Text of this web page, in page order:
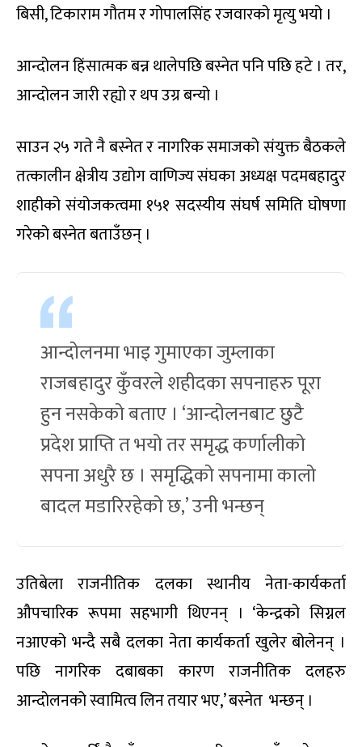
बिसी, टिकाराम गौतम र गोपालसिंह रजवारको मृत्यु भयो ।
आन्दोलन हिंसात्मक बन्न थालेपछि बस्नेत पनि पछि हटे । तर,
आन्दोलन जारी रह्यो र थप उग्र बन्यो ।
साउन २५ गते नै बस्नेत र नागरिक समाजको संयुक्त बैठकले
तत्कालीन क्षेत्रीय उद्योग वाणिज्य संघका अध्यक्ष पदमबहादुर
शाहीको संयोजकत्वमा १५१ सदस्यीय संघर्ष समिति घोषणा
गरेको बस्नेत बताउँछन् ।
आन्दोलनमा भाइ गुमाएका जुम्लाका
राजबहादुर कुँवरले शहीदका सपनाहरु पूरा
हुन नसकेको बताए । ‘आन्दोलनबाट छुटै
प्रदेश प्राप्ति त भयो तर समृद्ध कर्णालीको
सपना अधुरै छ । समृद्धिको सपनामा कालो
बादल मडारिरहेको छ,’ उनी भन्छन्
उतिबेला राजनीतिक दलका स्थानीय नेता-कार्यकर्ता
औपचारिक रूपमा सहभागी थिएनन् । ‘केन्द्रको सिग्नल
नआएको भन्दै सबै दलका नेता कार्यकर्ता खुलेर बोलेनन् ।
पछि नागरिक दबाबका कारण राजनीतिक दलहरु
आन्दोलनको स्वामित्व लिन तयार भए,’ बस्नेत भन्छन् ।